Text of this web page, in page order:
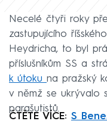
Necelé čtyři roky
zastupujícího
Heydricha, to byl
příslušníkům SS a
k útoku na pražský
v němž se ukrývalo
parašutistů.
ČTĚTE VÍCE: S